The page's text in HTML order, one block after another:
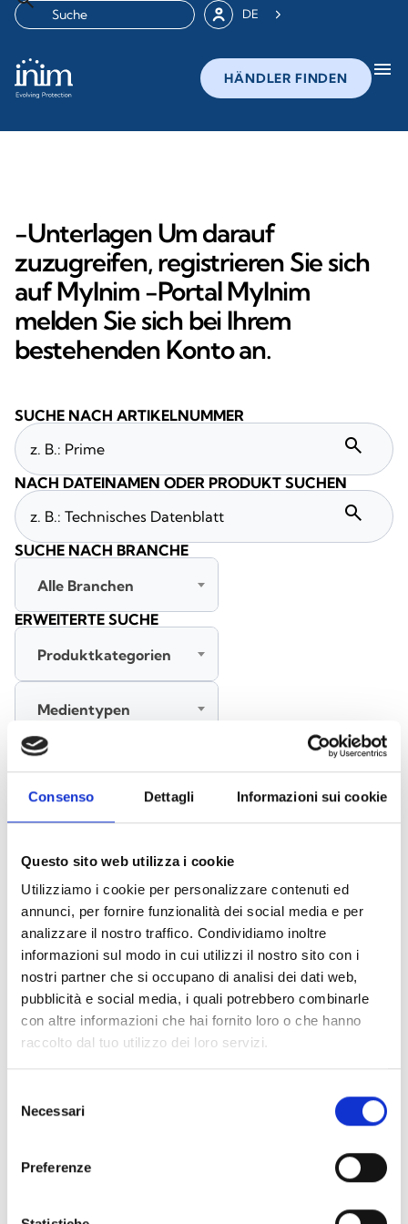
Consenso Dettagli Informazioni sui cookie
Questo sito web utilizza i cookie
Utilizziamo i cookie per personalizzare contenuti ed
annunci, per fornire funzionalità dei social media e per
analizzare il nostro traffico. Condividiamo inoltre
informazioni sul modo in cui utilizzi il nostro sito con i
nostri partner che si occupano di analisi dei dati web,
pubblicità e social media, i quali potrebbero combinarle
con altre informazioni che hai fornito loro o che hanno
raccolto dal tuo utilizzo dei loro servizi.
delNecessari
Preferenze
DE
HÄNDLER FINDEN menu
-Unterlagen Um darauf
zuzugreifen, registrieren Sie sich
auf MyInim -Portal MyInim
melden Sie sich bei Ihrem
bestehenden Konto an.
Zubehör für EB00-Meldersockel - Materialien(47)
Dokumente (6992)
Alle auswählen
Melden Sie sich an, bevor Sie Inhalte über das Symbol
herunterladen lock
SUCHE NACH ARTIKELNUMMER
search
NACH DATEINAMEN ODER PRODUKT SUCHEN
search
SUCHE NACH BRANCHE
Alle Branchen
ERWEITERTE SUCHE
Produktkategorien
Medientypen